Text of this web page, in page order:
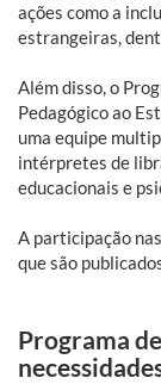
ações como a
estrangeiras,
Além disso, o
Pedagógico ao
uma equipe
intérpretes de
educacionais e
A participação
que são
Programa